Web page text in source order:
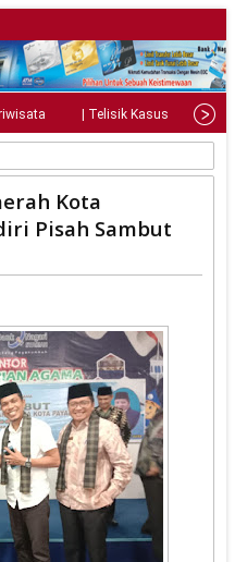
| Telisik Kasus |
Kota
Pisah Sambut